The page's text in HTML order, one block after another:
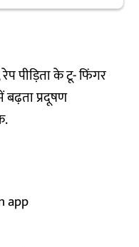
पीड़िता के टू- फिंगर
प्रदूषण
app